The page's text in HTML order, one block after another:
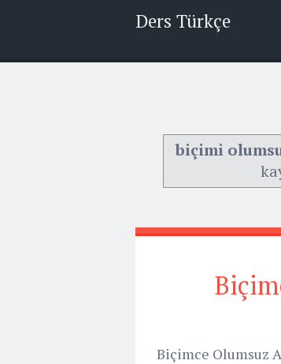
Ders Türkçe
biçimi
Biçimce Olumsuz